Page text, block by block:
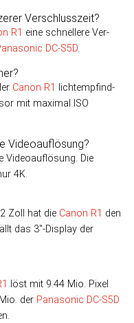
Verschlusszeit?
R1 eine schnellere Ver­
DC-S5D.
Canon R1
licht­emp­find­
mit maxi­mal ISO
Videoauflösung?
Video­auf­lösung. Die
4K.
Zoll hat die Canon R1 den
das 3″-Display der
löst mit 9.44 Mio. Pixel
der Panasonic DC-S5D